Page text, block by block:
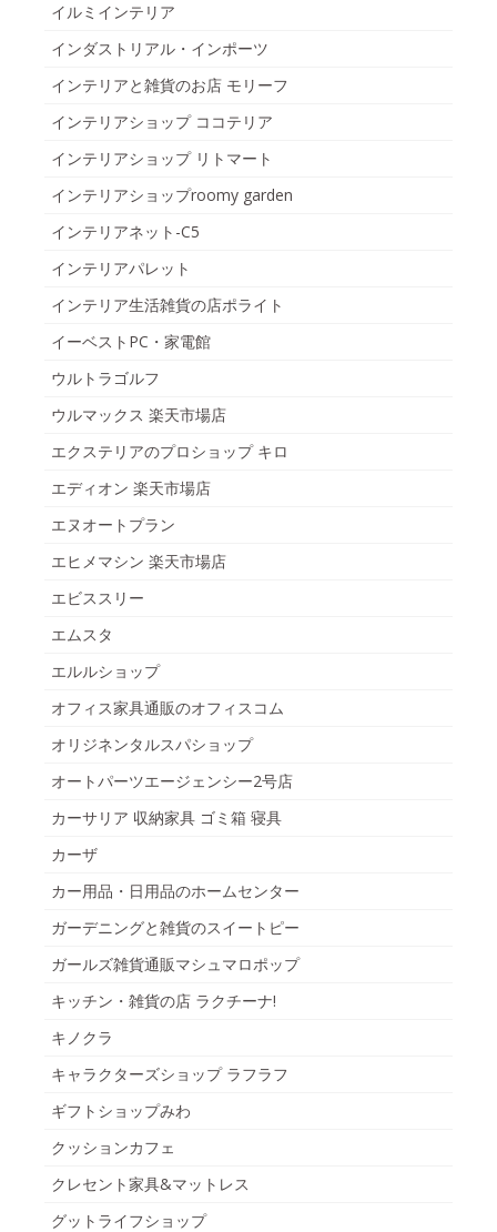
イルミインテリア
インダストリアル・インポーツ
インテリアと雑貨のお店 モリーフ
インテリアショップ ココテリア
インテリアショップ リトマート
インテリアショップroomy garden
インテリアネット-C5
インテリアパレット
インテリア生活雑貨の店ポライト
イーベストPC・家電館
ウルトラゴルフ
ウルマックス 楽天市場店
エクステリアのプロショップ キロ
エディオン 楽天市場店
エヌオートプラン
エヒメマシン 楽天市場店
エビススリー
エムスタ
エルルショップ
オフィス家具通販のオフィスコム
オリジネンタルスパショップ
オートパーツエージェンシー2号店
カーサリア 収納家具 ゴミ箱 寝具
カーザ
カー用品・日用品のホームセンター
ガーデニングと雑貨のスイートピー
ガールズ雑貨通販マシュマロポップ
キッチン・雑貨の店 ラクチーナ!
キノクラ
キャラクターズショップ ラフラフ
ギフトショップみわ
クッションカフェ
クレセント家具&マットレス
グットライフショップ